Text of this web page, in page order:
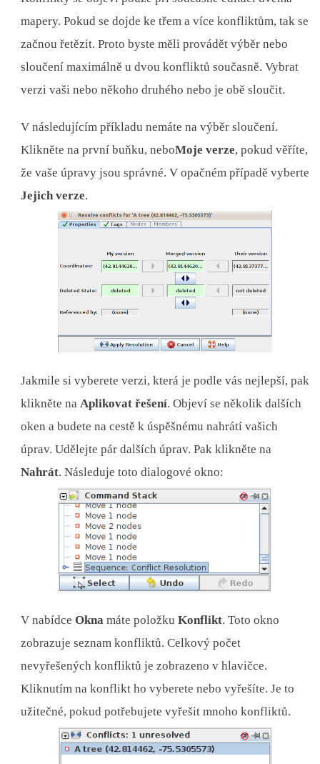
mapery. Pokud se dojde ke třem a více konfliktům, tak se
začnou řetězit. Proto byste měli provádět výběr nebo
sloučení maximálně u dvou konfliktů současně. Vybrat
verzi vaši nebo někoho druhého nebo je obě sloučit.
V následujícím příkladu nemáte na výběr sloučení.
Klikněte na první buňku, neboMoje verze, pokud věříte,
že vaše úpravy jsou správné. V opačném případě vyberte
Jejich verze.
Jakmile si vyberete verzi, která je podle vás nejlepší, pak
klikněte naAplikovat řešení. Objeví se několik dalších
oken a budete na cestě k úspěšnému nahrátí vašich
úprav. Udělejte pár dalších úprav. Pak klikněte na
Nahrát. Následuje toto dialogové okno:
V nabídceOkna máte položkuKonflikt. Toto okno
zobrazuje seznam konfliktů. Celkový počet
nevyřešených konfliktů je zobrazeno v hlavičce.
Kliknutím na konflikt ho vyberete nebo vyřešíte. Je to
užitečné, pokud potřebujete vyřešit mnoho konfliktů.